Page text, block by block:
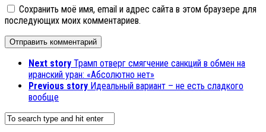
Сохранить моё имя, email и адрес сайта в этом браузере для
последующих моих комментариев.
Next story Трамп отверг смягчение санкций в обмен на
иранский уран: «Абсолютно нет»
Previous story Идеальный вариант – не есть сладкого
вообще